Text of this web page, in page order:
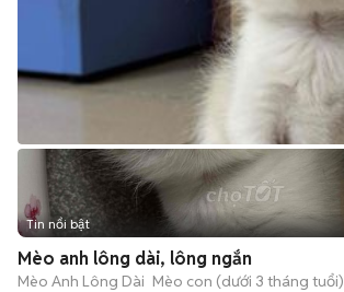
Tin nổi bật
Mèo anh lông dài, lông ngắn
Mèo Anh Lông Dài Mèo con (dưới 3 tháng tuổi)